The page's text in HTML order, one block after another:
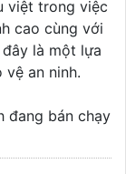
việt trong việc
cao cùng với
là một lựa
an ninh.
đang bán chạy